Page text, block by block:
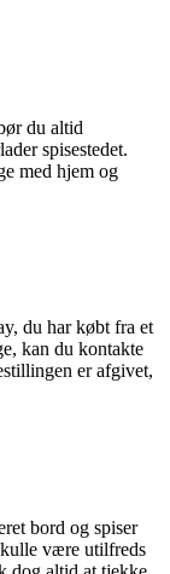
du altid
spisestedet.
med hjem og
du har købt fra et
kan du kontakte
er afgivet,
bord og spiser
være utilfreds